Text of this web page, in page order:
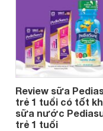
Review sữa
trẻ 1 tuổi có tốt
sữa nước
trẻ 1 tuổi